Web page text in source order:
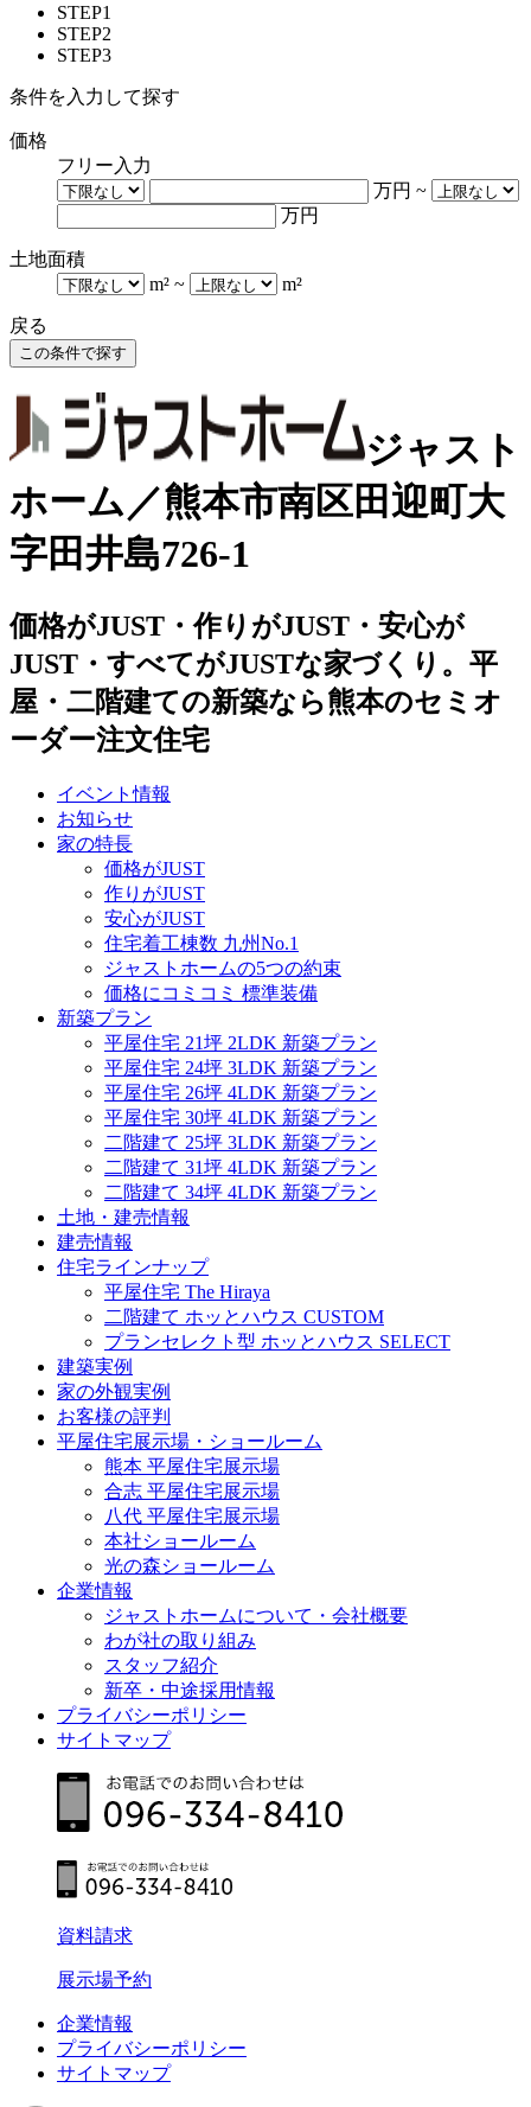
STEP1
STEP2
STEP3
条件を入力して探す
価格
フリー入力
万円 ~
万円
土地面積
m² ~ m²
戻る
ジャスト
ホーム／熊本市南区田迎町大
字田井島726-1
価格がJUST・作りがJUST・安心が
JUST・すべてがJUSTな家づくり。平
屋・二階建ての新築なら熊本のセミオ
ーダー注文住宅
イベント情報
お知らせ
家の特長
価格がJUST
作りがJUST
安心がJUST
住宅着工棟数 九州No.1
ジャストホームの5つの約束
価格にコミコミ 標準装備
新築プラン
平屋住宅 21坪 2LDK 新築プラン
平屋住宅 24坪 3LDK 新築プラン
平屋住宅 26坪 4LDK 新築プラン
平屋住宅 30坪 4LDK 新築プラン
二階建て 25坪 3LDK 新築プラン
二階建て 31坪 4LDK 新築プラン
二階建て 34坪 4LDK 新築プラン
土地・建売情報
建売情報
住宅ラインナップ
平屋住宅 The Hiraya
二階建て ホッとハウス CUSTOM
プランセレクト型 ホッとハウス SELECT
建築実例
家の外観実例
お客様の評判
平屋住宅展示場・ショールーム
熊本 平屋住宅展示場
合志 平屋住宅展示場
八代 平屋住宅展示場
本社ショールーム
光の森ショールーム
企業情報
ジャストホームについて・会社概要
わが社の取り組み
スタッフ紹介
新卒・中途採用情報
プライバシーポリシー
サイトマップ
資料請求
展示場予約
企業情報
プライバシーポリシー
サイトマップ